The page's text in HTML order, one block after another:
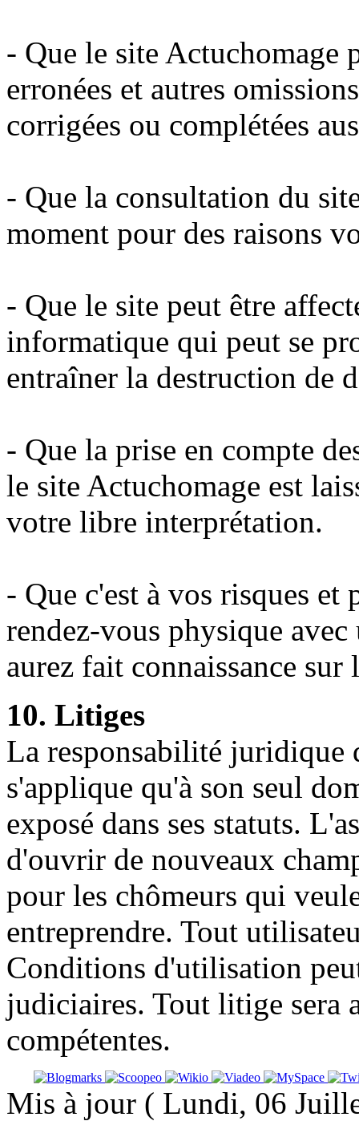
- Que le site Actuchomage
erronées et autres
corrigées ou complétées
- Que la consultation du
moment pour des raisons
- Que le site peut être
informatique qui peut se
entraîner la destruction de
- Que la prise en compte
le site Actuchomage est
votre libre interprétation.
- Que c'est à vos risques
rendez-vous physique
aurez fait connaissance sur
10. Litiges
La responsabilité juridique
s'applique qu'à son seul
exposé dans ses statuts.
d'ouvrir de nouveaux
pour les chômeurs qui
entreprendre. Tout
Conditions d'utilisation
judiciaires. Tout litige sera
compétentes.
Mis à jour ( Lundi, 06